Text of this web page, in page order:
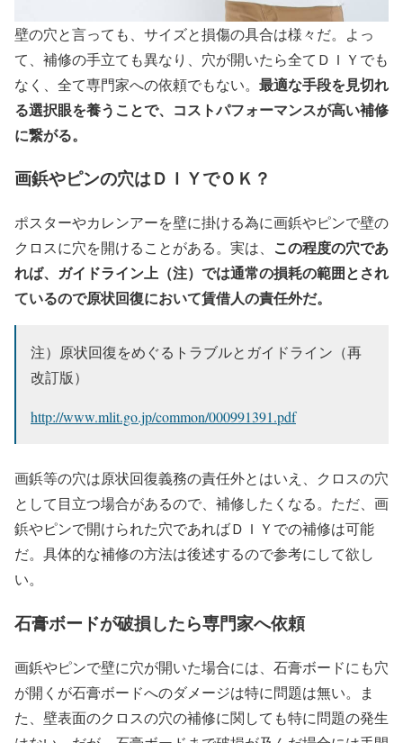
壁の穴と言っても、サイズと損傷の具合は様々だ。よっ
て、補修の手立ても異なり、穴が開いたら全てＤＩＹでも
なく、全て専門家への依頼でもない。 最適な手段を見切れ
る選択眼を養うことで、コストパフォーマンスが高い補修
に繋がる。
画鋲やピンの穴はＤＩＹでＯＫ？
ポスターやカレンアーを壁に掛ける為に画鋲やピンで壁の
クロスに穴を開けることがある。実は、 この程度の穴であ
れば、ガイドライン上（注）では通常の損耗の範囲とされ
ているので原状回復において賃借人の責任外だ。
注）原状回復をめぐるトラブルとガイドライン（再
改訂版）
http://www.mlit.go.jp/common/000991391.pdf
画鋲等の穴は原状回復義務の責任外とはいえ、クロスの穴
として目立つ場合があるので、補修したくなる。ただ、画
鋲やピンで開けられた穴であればＤＩＹでの補修は可能
だ。具体的な補修の方法は後述するので参考にして欲し
い。
石膏ボードが破損したら専門家へ依頼
画鋲やピンで壁に穴が開いた場合には、石膏ボードにも穴
が開くが石膏ボードへのダメージは特に問題は無い。ま
た、壁表面のクロスの穴の補修に関しても特に問題の発生